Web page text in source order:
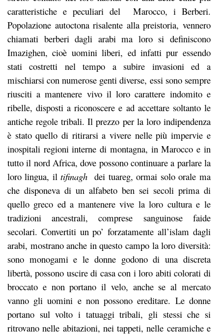
caratteristiche e peculiari del Marocco, i Berberi.
Popolazione autoctona risalente alla preistoria, vennero
chiamati berberi dagli arabi ma loro si definiscono
Imazighen, cioè uomini liberi, ed infatti pur essendo
stati costretti nel tempo a subire invasioni ed a
mischiarsi con numerose genti diverse, essi sono sempre
riusciti a mantenere vivo il loro carattere indomito e
ribelle, disposti a riconoscere e ad accettare soltanto le
antiche regole tribali. Il prezzo per la loro indipendenza
è stato quello di ritirarsi a vivere nelle più impervie e
inospitali regioni interne di montagna, in Marocco e in
tutto il nord Africa, dove possono continuare a parlare la
loro lingua, iltifinagh dei tuareg, ormai solo orale ma
che disponeva di un alfabeto ben sei secoli prima di
quello greco ed a mantenere vive la loro cultura e le
tradizioni ancestrali, comprese sanguinose faide
secolari. Convertiti un po’ forzatamente all’islam dagli
arabi, mostrano anche in questo campo la loro diversità:
sono monogami e le donne godono di una discreta
libertà, possono uscire di casa con i loro abiti colorati di
broccato e non portano il velo, anche se al mercato
vanno gli uomini e non possono ereditare. Le donne
portano sul volto i tatuaggi tribali, gli stessi che si
ritrovano nelle abitazioni, nei tappeti, nelle ceramiche e